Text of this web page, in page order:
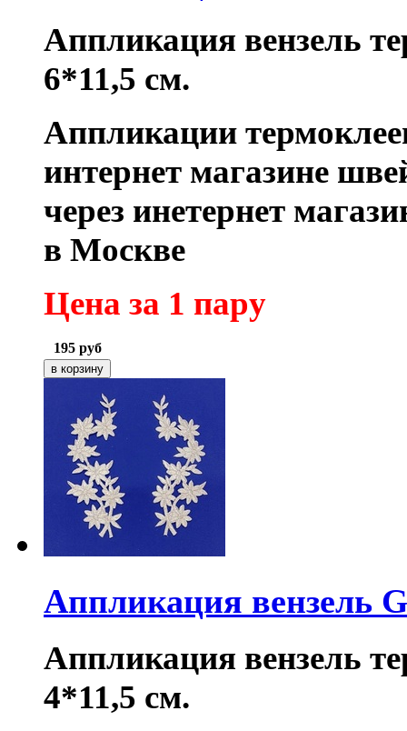
Аппликация вензель
6*11,5 см.
Аппликации
интернет магазине
через инетернет
в Москве
Цена за 1 пару
195 руб
Аппликация вензель
Аппликация вензель
4*11,5 см.